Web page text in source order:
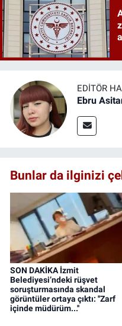
EDITÖR
Ebru
Bunlar da ilginizi
SON DAKİKA İzmit
Belediyesi’ndeki rüşvet
soruşturmasında skandal
görüntüler ortaya çıktı: ''Zarf
içinde müdürüm...''